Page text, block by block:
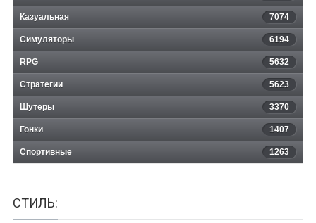
Казуальная 7074
Симуляторы 6194
RPG 5632
Стратегии 5623
Шутеры 3370
Гонки 1407
Спортивные 1263
СТИЛЬ: